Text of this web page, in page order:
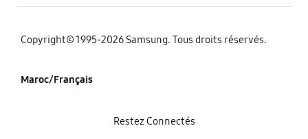
Copyright© 1995-2026 Samsung. Tous droits réservés.
Maroc/Français
Restez Connectés